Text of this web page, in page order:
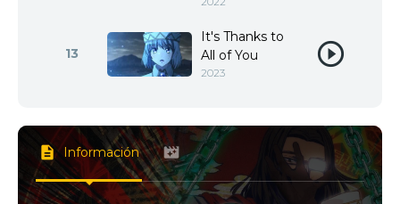
13
It's Thanks to
All of You
2023
Información